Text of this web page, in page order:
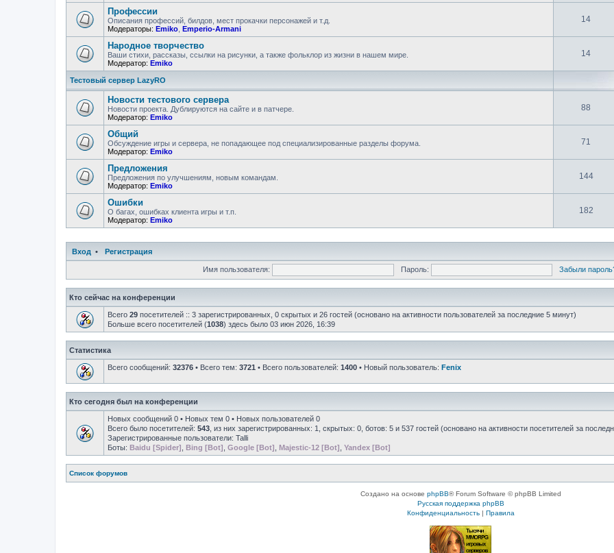
Профессии
Описания профессий, билдов, мест прокачки персонажей и т.д.
Модераторы: Emiko Emperio-Armani
14
Народное творчество
Ваши стихи, рассказы, ссылки на рисунки, а также фольклор из жизни в нашем мире.
Модератор: Emiko
14
Тестовый сервер LazyRO
Новости тестового сервера
Новости проекта. Дублируются на сайте и в патчере.
Модератор: Emiko
88
Общий
Обсуждение игры и сервера, не попадающее под специализированные разделы форума.
Модератор: Emiko
71
Предложения
Предложения по улучшениям, новым командам.
Модератор: Emiko
144
Ошибки
О багах, ошибках клиента игры и т.п.
Модератор: Emiko
182
Вход • Регистрация
Имя пользователя: Пароль: Забыли
Кто сейчас на конференции
Всего 29 посетителей :: 3 зарегистрированных, 0 скрытых и 26 гостей (основано на активности пользователей за последние 5 минут)
Больше всего посетителей (1038) здесь было 03 июн 2026, 16:39
Статистика
Всего сообщений: 32376 • Всего тем: 3721 • Всего пользователей: 1400 • Новый пользователь: Fenix
Кто сегодня был на конференции
Новых сообщений 0 • Новых тем 0 • Новых пользователей 0
Всего было посетителей: 543 , из них зарегистрированных: 1, скрытых: 0, ботов: 5 и 537 гостей (основано на активности посетителей за
Зарегистрированные пользователи: Talli
Боты: Baidu [Spider] Bing [Bot] Google [Bot] Majestic-12 [Bot] Yandex [Bot]
Список форумов
Создано на основе phpBB® Forum Software © phpBB Limited
Русская поддержка phpBB
Конфиденциальность| Правила